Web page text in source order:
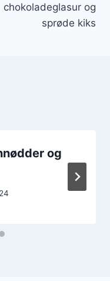
chokoladeglasur og
sprøde kiks
og